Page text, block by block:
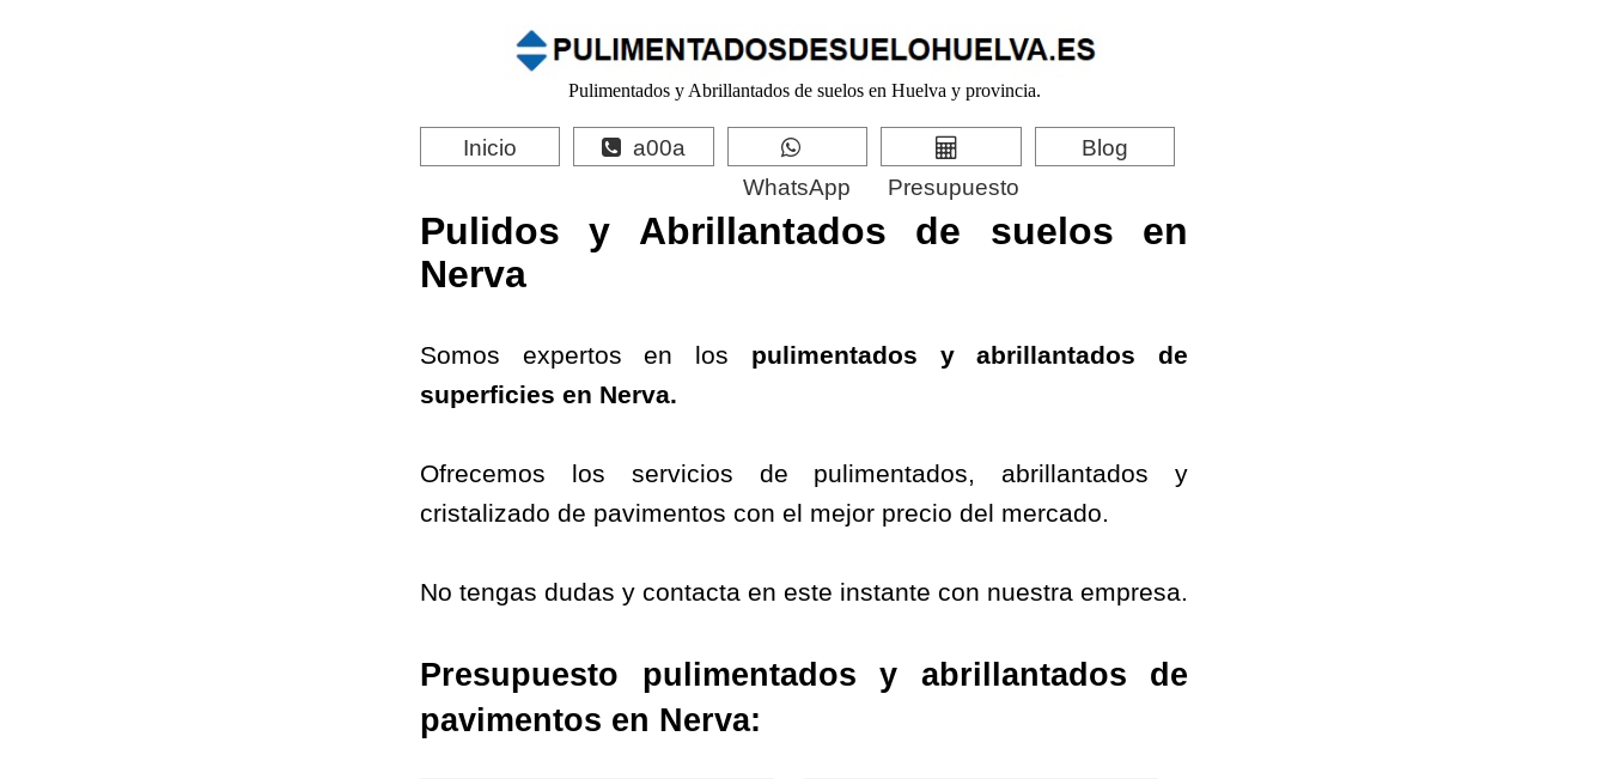
Pulimentados y Abrillantados de suelos en Huelva y provincia.
Inicio
a00a
WhatsApp
Presupuesto
Blog
Pulidos y Abrillantados de suelos en
Nerva
Somos expertos en los pulimentados yabrillantados de
superficies en Nerva.
Ofrecemos los servicios de pulimentados, abrillantados y
cristalizado de pavimentos con el mejor precio del mercado.
No tengas dudas y contacta en este instante con nuestra empresa.
Presupuesto pulimentados y abrillantados de
pavimentos en Nerva: